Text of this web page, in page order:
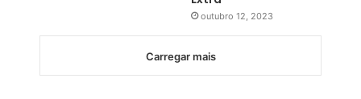
outubro 12, 2023
Carregar mais